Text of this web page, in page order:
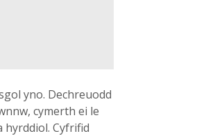
yno. Dechreuodd
cymerth ei le
hyrddiol. Cyfrifid